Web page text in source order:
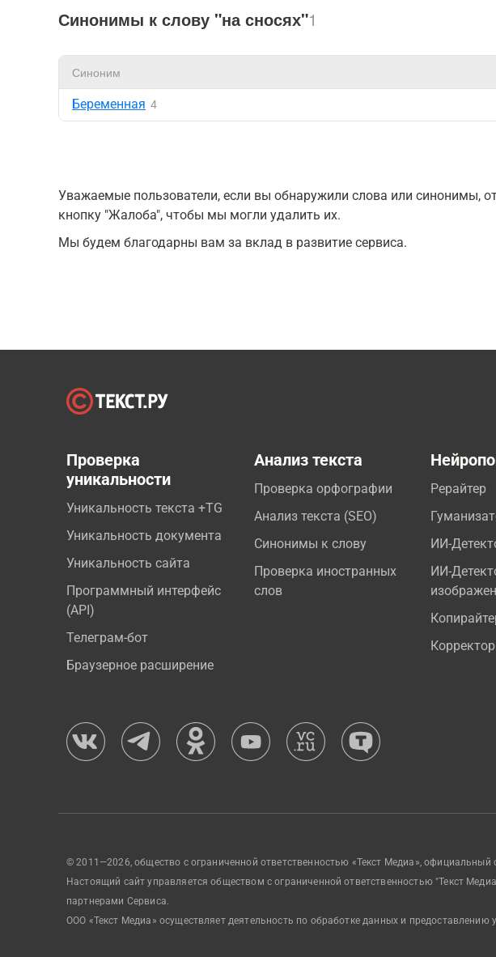
Синонимы к слову "на сносях"1
Синоним
Беременная 4
Уважаемые пользователи, если вы обнаружили слова или синонимы,
кнопку "Жалоба", чтобы мы могли удалить их.
Мы будем благодарны вам за вклад в развитие сервиса.
Проверка
уникальности
Уникальность текста +TG
Уникальность документа
Уникальность сайта
Программный интерфейс
(API)
Телеграм-бот
Браузерное расширение
Анализ текста
Проверка орфографии
Анализ текста (SEO)
Синонимы к слову
Проверка иностранных
слов
Рерайтер
ИИ-
ИИ-
Корректор
© 2011—2026, общество с ограниченной ответственностью «Текст Медиа», официальный
Настоящий сайт управляется обществом с ограниченной ответственностью "Текст
партнерами Сервиса.
ООО «Текст Медиа» осуществляет деятельность по обработке данных и